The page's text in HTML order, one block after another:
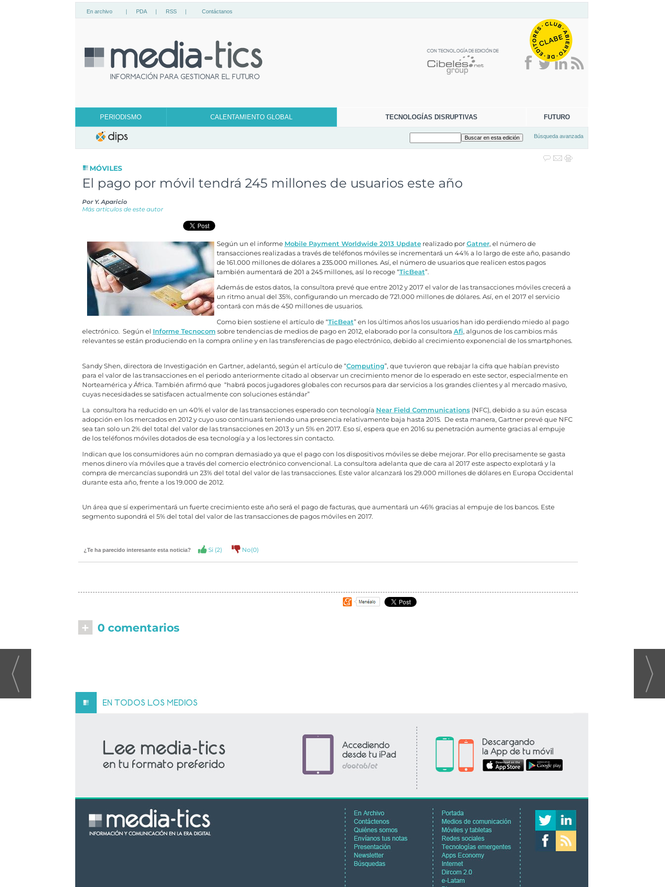
En archivo | PDA | RSS | Contáctanos
PERIODISMO CALENTAMIENTO GLOBAL TECNOLOGÍAS DISRUPTIVAS FUTURO
Búsqueda avanzada
MÓVILES
El pago por móvil tendrá 245 millones de usuarios este año
Por Y. Aparicio
Más artículos de este autor
Según un el informe Mobile Payment Worldwide 2013 Updaterealizado por Gatner, el número de
transacciones realizadas a través de teléfonos móviles se incrementará un 44% a lo largo de este año, pasando
de 161.000 millones de dólares a 235.000 millones. Así, el número de usuarios que realicen estos pagos
también aumentará de 201 a 245 millones, así lo recoge “TicBeat”.
Además de estos datos, la consultora prevé que entre 2012 y 2017 el valor de las transacciones móviles crecerá a
un ritmo anual del 35%, configurando un mercado de 721.000 millones de dólares. Así, en el 2017 el servicio
contará con más de 450 millones de usuarios.
Como bien sostiene el artículo de “TicBeat” en los últimos años los usuarios han ido perdiendo miedo al pago
electrónico. Según el Informe Tecnocom sobre tendencias de medios de pago en 2012, elaborado por la consultora Afi, algunos de los cambios más
relevantes se están produciendo en la compra online y en las transferencias de pago electrónico, debido al crecimiento exponencial de los smartphones.
Sandy Shen, directora de Investigación en Gartner, adelantó, según el artículo de “Computing”, que tuvieron que rebajar la cifra que habían previsto
para el valor de las transacciones en el periodo anteriormente citado al observar un crecimiento menor de lo esperado en este sector, especialmente en
Norteamérica y África. También afirmó que “habrá pocos jugadores globales con recursos para dar servicios a los grandes clientes y al mercado masivo,
cuyas necesidades se satisfacen actualmente con soluciones estándar”
La consultora ha reducido en un 40% el valor de las transacciones esperado con tecnología Near Field Communications(NFC), debido a su aún escasa
adopción en los mercados en 2012 y cuyo uso continuará teniendo una presencia relativamente baja hasta 2015. De esta manera, Gartner prevé que NFC
sea tan solo un 2% del total del valor de las transacciones en 2013 y un 5% en 2017. Eso sí, espera que en 2016 su penetración aumente gracias al empuje
de los teléfonos móviles dotados de esa tecnología y a los lectores sin contacto.
Indican que los consumidores aún no compran demasiado ya que el pago con los dispositivos móviles se debe mejorar. Por ello precisamente se gasta
menos dinero vía móviles que a través del comercio electrónico convencional. La consultora adelanta que de cara al 2017 este aspecto explotará y la
compra de mercancías supondrá un 23% del total del valor de las transacciones. Este valor alcanzará los 29.000 millones de dólares en Europa Occidental
durante esta año, frente a los 19.000 de 2012.
Un área que sí experimentará un fuerte crecimiento este año será el pago de facturas, que aumentará un 46% gracias al empuje de los bancos. Este
segmento supondrá el 5% del total del valor de las transacciones de pagos móviles en 2017.
¿Te ha parecido interesante esta noticia? Si (2) No(0)
+ 0 comentarios